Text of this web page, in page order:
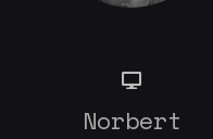
Norbert